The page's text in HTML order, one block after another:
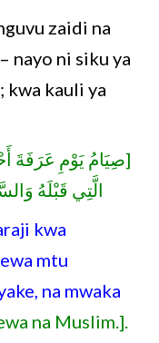
zaidi na
nayo ni siku ya
kwa kauli ya
[صِيَامُ يَوْمِ عَرَفَةَ
الَّتِي قَبْلَهُ
kwa
mtu
na mwaka
na Muslim.].